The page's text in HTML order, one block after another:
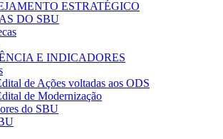
ESTRATÉGICO
DO SBU
E INDICADORES
de Ações voltadas aos ODS
de Modernização
do SBU